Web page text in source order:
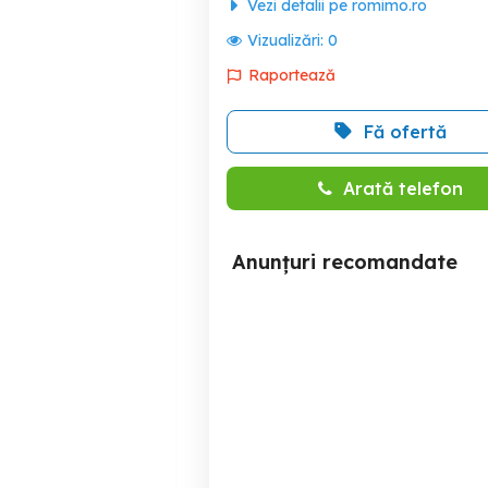
Vezi detalii pe romimo.ro
Vizualizări: 0
Raportează
Fă ofertă
Arată telefon
Anunțuri recomandate